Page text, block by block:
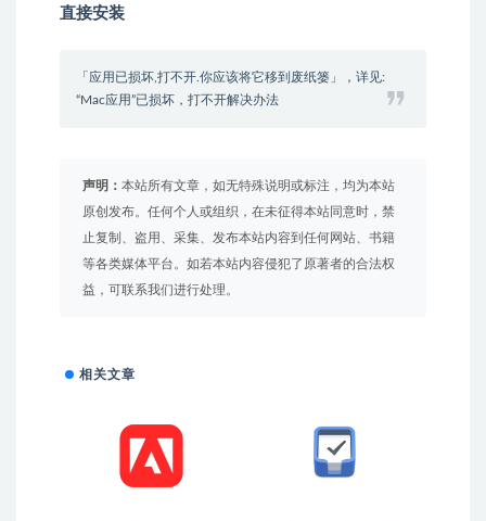
直接安装
「应用已损坏,打不开.你应该将它移到废纸篓」，详见:
“Mac应用”已损坏，打不开解决办法
声明： 本站所有文章，如无特殊说明或标注，均为本站
原创发布。任何个人或组织，在未征得本站同意时，禁
止复制、盗用、采集、发布本站内容到任何网站、书籍
等各类媒体平台。如若本站内容侵犯了原著者的合法权
益，可联系我们进行处理。
相关文章